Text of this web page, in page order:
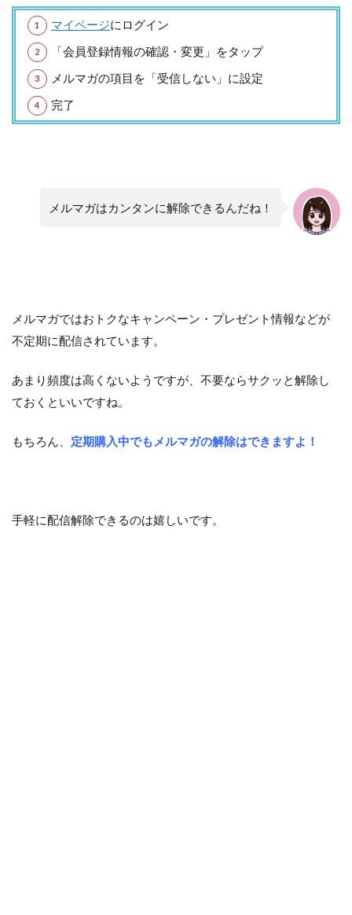
マイページにログイン
「会員登録情報の確認・変更」をタップ
メルマガの項目を「受信しない」に設定
完了
メルマガはカンタンに解除できるんだね！
メルマガではおトクなキャンペーン・プレゼント情報などが
不定期に配信されています。
あまり頻度は高くないようですが、不要ならサクッと解除し
ておくといいですね。
もちろん、 定期購入中でもメルマガの解除はできますよ！
手軽に配信解除できるのは嬉しいです。